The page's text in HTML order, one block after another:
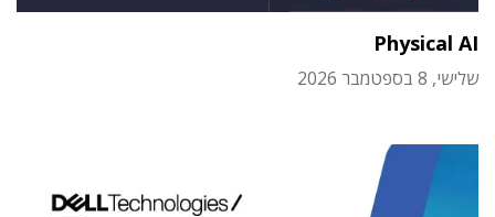
Physical AI
שלישי, 8 בספטמבר 2026